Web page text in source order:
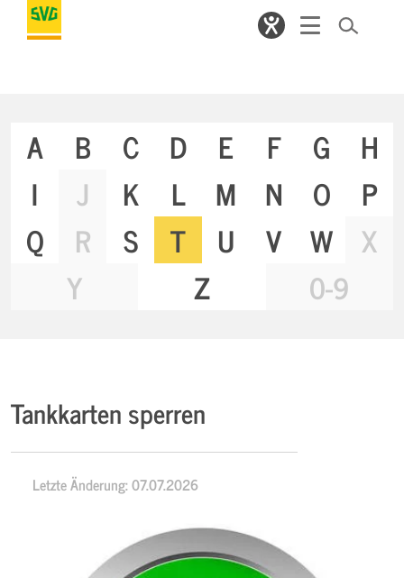
A B C D E F G
H
I
J K L M N O
P
Q
R S T U V W
X
Y
Z 0-9
Tankkarten sperren
Letzte Änderung: 07.07.2026